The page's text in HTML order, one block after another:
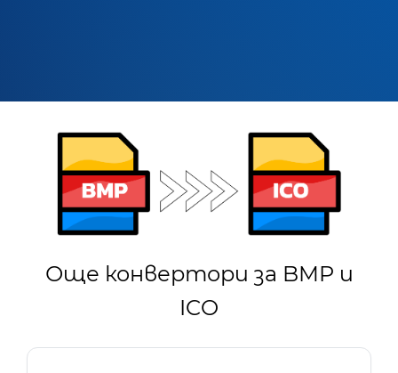
Още конвертори за BMP и
ICO